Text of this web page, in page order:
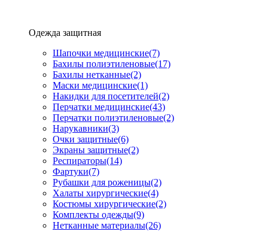
Одежда защитная
Шапочки медицинские(7)
Бахилы полиэтиленовые(17)
Бахилы нетканные(2)
Маски медицинские(1)
Накидки для посетителей(2)
Перчатки медицинские(43)
Перчатки полиэтиленовые(2)
Нарукавники(3)
Очки защитные(6)
Экраны защитные(2)
Рeспираторы(14)
Фартуки(7)
Рубашки для роженицы(2)
Халаты хирургические(4)
Костюмы хирургические(2)
Комплекты одежды(9)
Нетканные материалы(26)